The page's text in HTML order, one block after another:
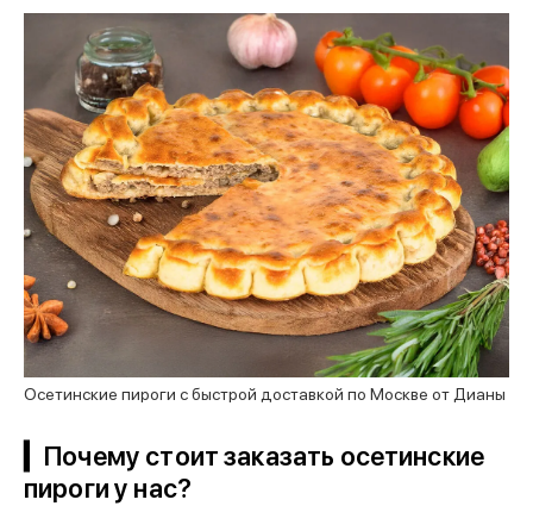
Осетинские пироги с быстрой доставкой по Москве от Дианы
▎Почему стоит заказать осетинские
пироги у нас?